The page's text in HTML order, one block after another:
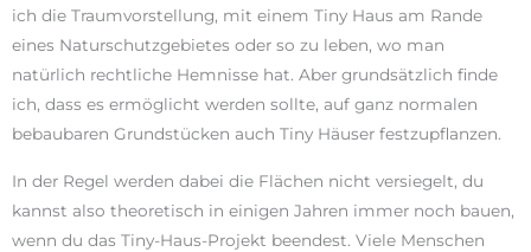
ich die Traumvorstellung, mit einem Tiny Haus am Rande
eines Naturschutzgebietes oder so zu leben, wo man
natürlich rechtliche Hemnisse hat. Aber grundsätzlich finde
ich, dass es ermöglicht werden sollte, auf ganz normalen
bebaubaren Grundstücken auch Tiny Häuser festzupflanzen.
In der Regel werden dabei die Flächen nicht versiegelt, du
kannst also theoretisch in einigen Jahren immer noch bauen,
wenn du das Tiny-Haus-Projekt beendest. Viele Menschen